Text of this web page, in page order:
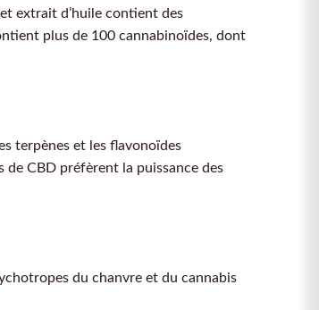
extrait d’huile contient des
plus de 100 cannabinoïdes, dont
terpènes et les flavonoïdes
de CBD préfèrent la puissance des
du chanvre et du cannabis